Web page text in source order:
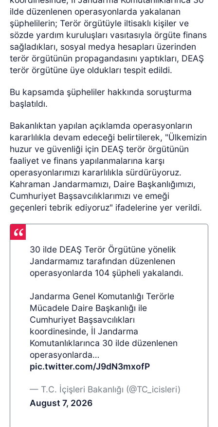
ilde düzenlenen operasyonlarda yakalanan
şüphelilerin; Terör örgütüyle iltisaklı kişiler ve
sözde yardım kuruluşları vasıtasıyla örgüte finans
sağladıkları, sosyal medya hesapları üzerinden
terör örgütünün propagandasını yaptıkları, DEAŞ
terör örgütüne üye oldukları tespit edildi.
Bu kapsamda şüpheliler hakkında soruşturma
başlatıldı.
Bakanlıktan yapılan açıklamda operasyonların
kararlılıkla devam edeceği belirtilerek, "Ülkemizin
huzur ve güvenliği için DEAŞ terör örgütünün
faaliyet ve finans yapılanmalarına karşı
operasyonlarımızı kararlılıkla sürdürüyoruz.
Kahraman Jandarmamızı, Daire Başkanlığımızı,
Cumhuriyet Başsavcılıklarımızı ve emeği
geçenleri tebrik ediyoruz" ifadelerine yer verildi.
30 ilde DEAŞ Terör Örgütüne yönelik
Jandarmamız tarafından düzenlenen
operasyonlarda 104 şüpheli yakalandı.
Jandarma Genel Komutanlığı Terörle
Mücadele Daire Başkanlığı ile
Cumhuriyet Başsavcılıkları
koordinesinde, İl Jandarma
Komutanlıklarınca 30 ilde düzenlenen
operasyonlarda…
pic.twitter.com/J9dN3mxofP
— T.C. İçişleri Bakanlığı (@TC_icisleri)
August 7, 2026